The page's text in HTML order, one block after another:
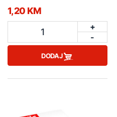
1,20 KM
1
+
-
DODAJ